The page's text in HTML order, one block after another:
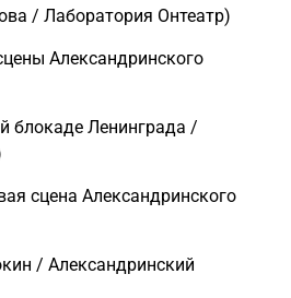
/ Лаборатория Онтеатр)
Александринского
блокаде Ленинграда /
сцена Александринского
/ Александринский